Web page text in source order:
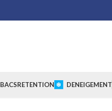
BACSRETENTION DENEIGEMENT